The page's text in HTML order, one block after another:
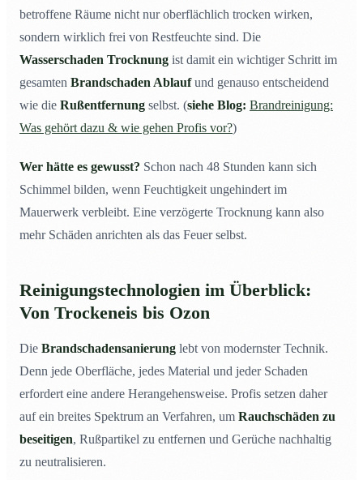
betroffene Räume nicht nur oberflächlich trocken wirken,
sondern wirklich frei von Restfeuchte sind. Die
Wasserschaden Trocknung ist damit ein wichtiger Schritt im
gesamten Brandschaden Ablaufund genauso entscheidend
wie die Rußentfernung selbst. (siehe Blog: Brandreinigung:
Was gehört dazu & wie gehen Profis vor?)
Wer hätte es gewusst? Schon nach 48 Stunden kann sich
Schimmel bilden, wenn Feuchtigkeit ungehindert im
Mauerwerk verbleibt. Eine verzögerte Trocknung kann also
mehr Schäden anrichten als das Feuer selbst.
Reinigungstechnologien im Überblick:
Von Trockeneis bis Ozon
Die Brandschadensanierung lebt von modernster Technik.
Denn jede Oberfläche, jedes Material und jeder Schaden
erfordert eine andere Herangehensweise. Profis setzen daher
auf ein breites Spektrum an Verfahren, um Rauchschäden zu
beseitigen, Rußpartikel zu entfernen und Gerüche nachhaltig
zu neutralisieren.